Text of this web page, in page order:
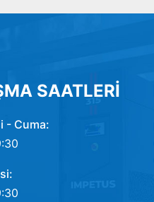
SAATLERİ
- Cuma: